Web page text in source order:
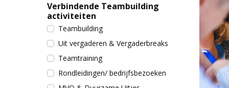
Verbindende Teambuilding
activiteiten
Teambuilding
Uit vergaderen & Vergaderbreaks
Teamtraining
Rondleidingen/ bedrijfsbezoeken